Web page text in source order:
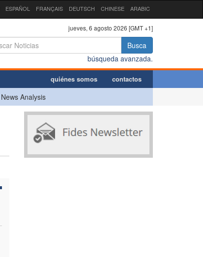
ESPAÑOL FRANÇAIS DEUTSCH CHINESE ARABIC
jueves, 6 agosto 2026 [GMT +1]
Busca
búsqueda avanzada.
quiénes somos contactos
News Analysis